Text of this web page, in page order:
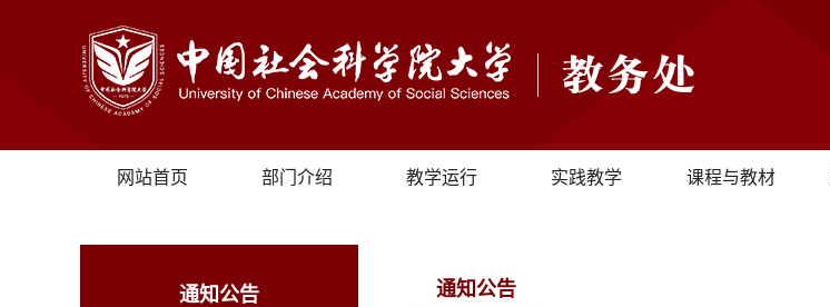
网站首页 部门介绍 教学运行 实践教学 课程与教材
通知公告 通知公告